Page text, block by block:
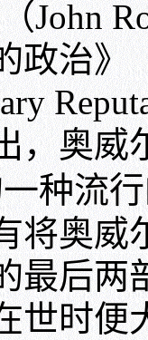
政治》
，奥威
种流
将奥威
最后两
世时便